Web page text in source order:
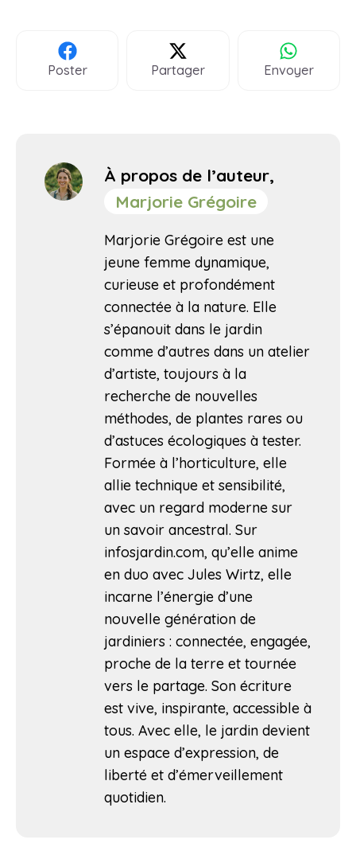
Poster Partager Envoyer
À propos de l’auteur,
Marjorie Grégoire
Marjorie Grégoire est une
jeune femme dynamique,
curieuse et profondément
connectée à la nature. Elle
s’épanouit dans le jardin
comme d’autres dans un atelier
d’artiste, toujours à la
recherche de nouvelles
méthodes, de plantes rares ou
d’astuces écologiques à tester.
Formée à l’horticulture, elle
allie technique et sensibilité,
avec un regard moderne sur
un savoir ancestral. Sur
infosjardin.com, qu’elle anime
en duo avec Jules Wirtz, elle
incarne l’énergie d’une
nouvelle génération de
jardiniers : connectée, engagée,
proche de la terre et tournée
vers le partage. Son écriture
est vive, inspirante, accessible à
tous. Avec elle, le jardin devient
un espace d’expression, de
liberté et d’émerveillement
quotidien.